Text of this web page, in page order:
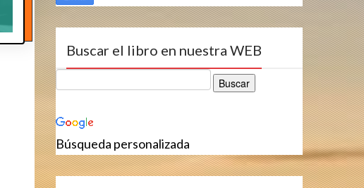
Buscar el libro en nuestra WEB
Búsqueda personalizada